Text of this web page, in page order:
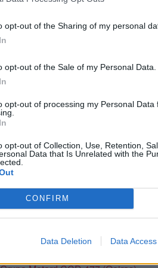
opt-out of the Sharing of my personal
opt-out of the Sale of my Personal Data.
opt-out of processing my Personal Data
opt-out of Collection, Use, Retention,
Data that Is Unrelated with the
CONFIRM
Data Deletion Data Access
acesso a acampamento coberto e
representa uma segurança e
toda a oferta de atividades.
12.º Breakfast Motard ter sido no
sendo que esta concentração,
Motociclismo de Portugal.
no mail